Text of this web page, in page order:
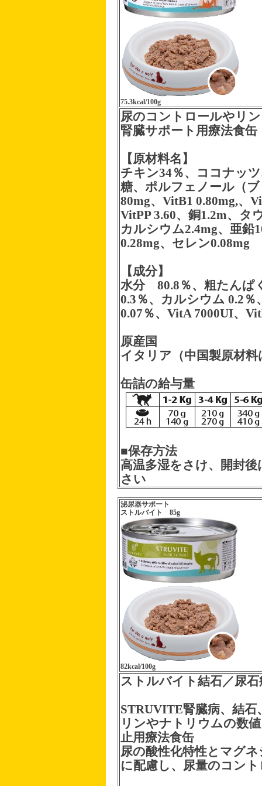
75.3kcal/100g
尿のコントロールやリ
腎臓サポート用療法食缶
【原材料名】
チキン34％、ココナッ
糖、ポルフェノール（
80mg、VitB1 0.80mg,、
VitPP 3.60、銅1.2m、タ
カルシウム2.4mg、亜鉛
0.28mg、セレン0.08mg
【成分】
水分 80.8％、粗たんぱ
0.3％、カルシウム 0.2
0.07％、VitA 7000UI、
原産国
イタリア（中国製原材
缶詰の給与量
■保存方法
高温多湿をさけ、開封
さい
泌尿器サポート
ストルバイト 85g
82kcal/100g
ストルバイト結石／尿
STRUVITE腎臓病、結石
リンやナトリウムの数
止用療法食缶
尿の酸性化特性とマグ
に配慮し、尿量のコン